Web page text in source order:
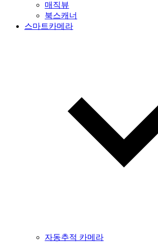
매직뷰
북스캐너
스마트카메라
자동추적 카메라